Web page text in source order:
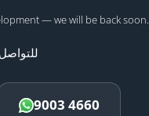
— we will be back soon.
9003 4660